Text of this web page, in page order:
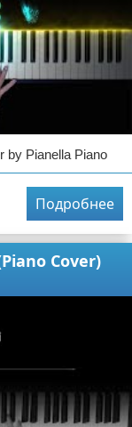
by Pianella Piano
Подробнее
Cover)